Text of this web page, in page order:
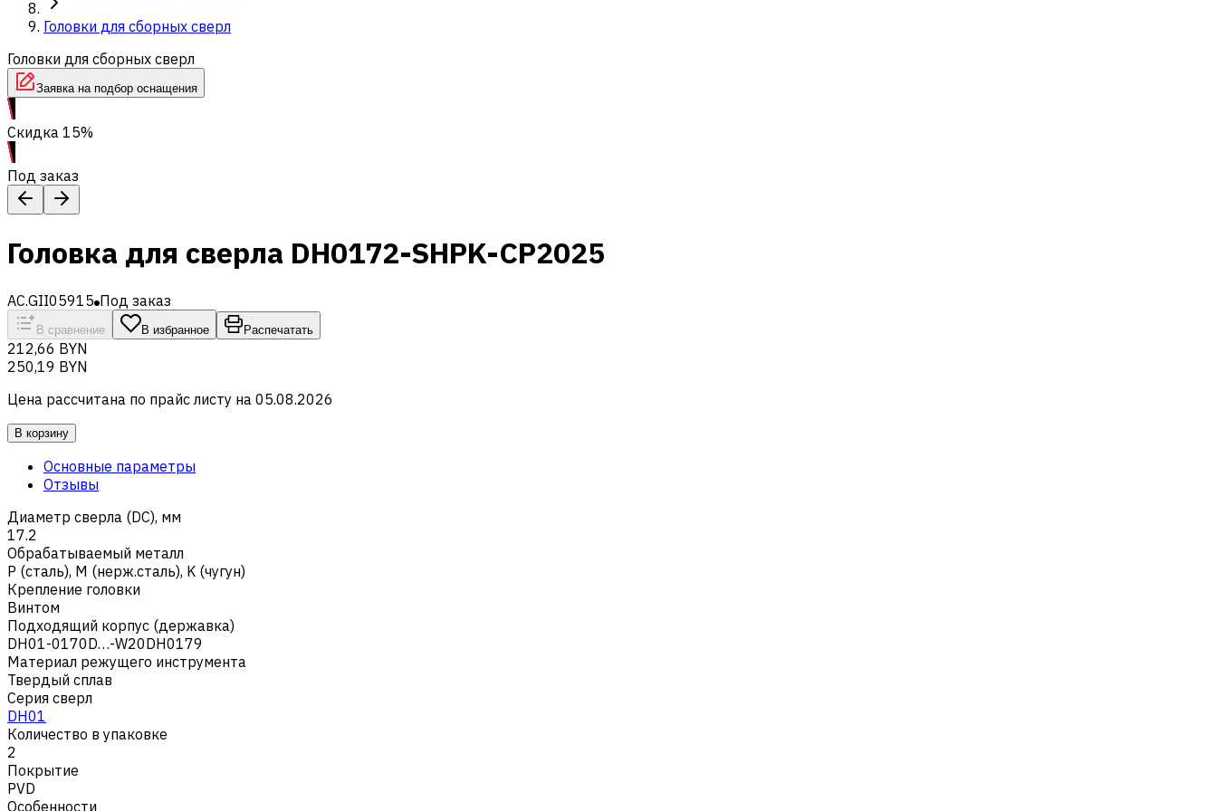
Головки для сборных сверл
Головки для сборных сверл
Заявка на подбор оснащения
Скидка 15%
Под заказ
Головка для сверла DH0172-SHPK-CP2025
AC.GII05915 Под заказ
В сравнение В избранное Распечатать
212,66 BYN
250,19 BYN
Цена рассчитана по прайс листу на 05.08.2026
В корзину
Основные параметры
Отзывы
Диаметр сверла (DC), мм
17.2
Обрабатываемый металл
Р (сталь), M (нерж.сталь), K (чугун)
Крепление головки
Винтом
Подходящий корпус (державка)
DH01-0170D…-W20DH0179
Материал режущего инструмента
Твердый сплав
Серия сверл
DH01
Количество в упаковке
2
Покрытие
PVD
Особенности